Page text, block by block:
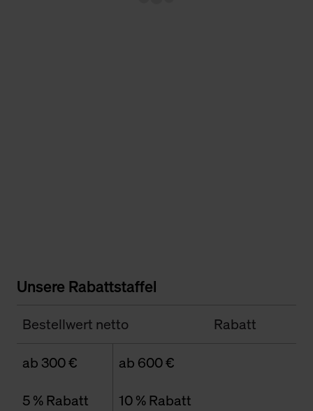
Unsere Rabattstaffel
Bestellwert netto Rabatt
ab 300 €
5 % Rabatt
ab 600 €
10 % Rabatt